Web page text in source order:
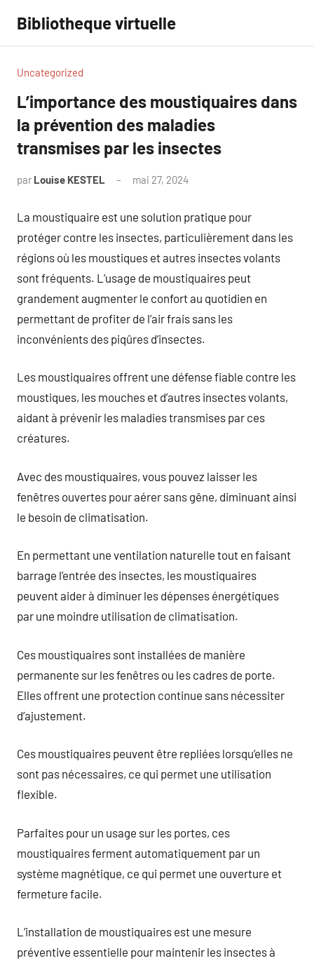
contenu
Bibliotheque virtuelle
Uncategorized
L’importance des moustiquaires dans
la prévention des maladies
transmises par les insectes
par Louise KESTEL mai 27, 2024
La moustiquaire est une solution pratique pour
protéger contre les insectes, particulièrement dans les
régions où les moustiques et autres insectes volants
sont fréquents. L’usage de moustiquaires peut
grandement augmenter le confort au quotidien en
permettant de profiter de l’air frais sans les
inconvénients des piqûres d’insectes.
Les moustiquaires offrent une défense fiable contre les
moustiques, les mouches et d’autres insectes volants,
aidant à prévenir les maladies transmises par ces
créatures.
Avec des moustiquaires, vous pouvez laisser les
fenêtres ouvertes pour aérer sans gêne, diminuant ainsi
le besoin de climatisation.
En permettant une ventilation naturelle tout en faisant
barrage l’entrée des insectes, les moustiquaires
peuvent aider à diminuer les dépenses énergétiques
par une moindre utilisation de climatisation.
Ces moustiquaires sont installées de manière
permanente sur les fenêtres ou les cadres de porte.
Elles offrent une protection continue sans nécessiter
d’ajustement.
Ces moustiquaires peuvent être repliées lorsqu’elles ne
sont pas nécessaires, ce qui permet une utilisation
flexible.
Parfaites pour un usage sur les portes, ces
moustiquaires ferment automatiquement par un
système magnétique, ce qui permet une ouverture et
fermeture facile.
L’installation de moustiquaires est une mesure
préventive essentielle pour maintenir les insectes à